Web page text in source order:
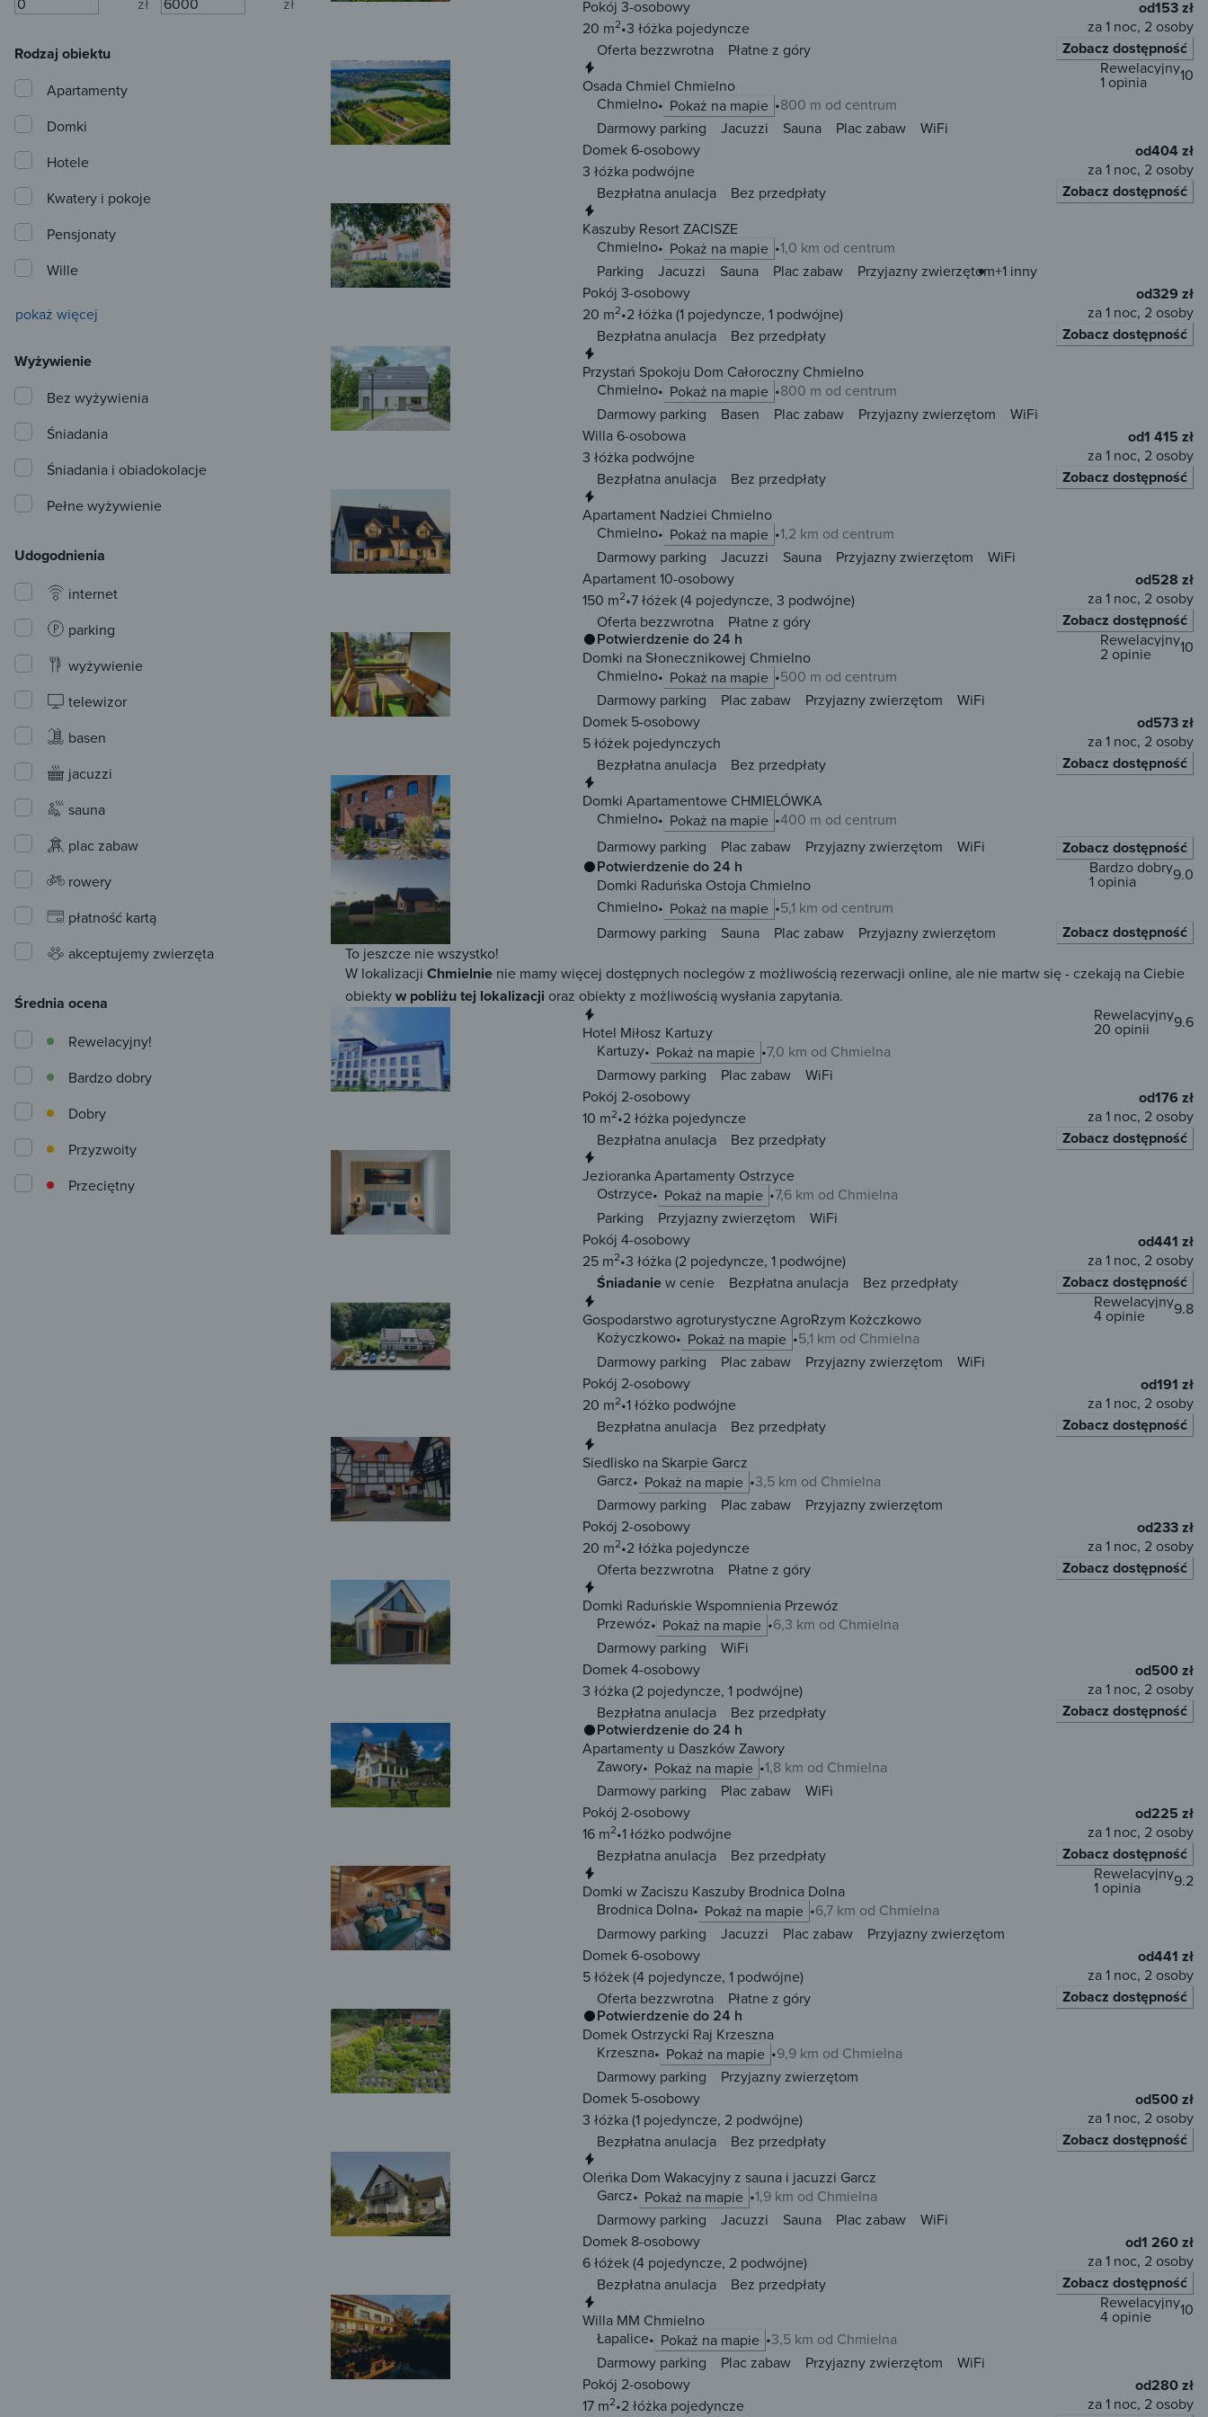
Pokój 3-osobowy
20 m2 3 łóżka pojedyncze
Oferta bezzwrotna
Płatne z góry
od153 zł
za 1 noc, 2 osoby
Zobacz dostępność
Osada Chmiel Chmielno
Chmielno
Pokaż na mapie 800 m od centrum
10
Rewelacyjny
1 opinia
Darmowy parking Jacuzzi Sauna Plac zabaw
WiFi
Domek 6-osobowy
3 łóżka podwójne
Bezpłatna anulacja
Bez przedpłaty
od404 zł
za 1 noc, 2 osoby
Zobacz dostępność
Kaszuby Resort ZACISZE
Chmielno
Pokaż na mapie
1,0 km od centrum
Parking
Jacuzzi Sauna Plac zabaw Przyjazny zwierzętom+1 inny
Pokój 3-osobowy
20 m2 2 łóżka(1 pojedyncze, 1 podwójne)
Bezpłatna anulacja
Bez przedpłaty
od329 zł
za 1 noc, 2 osoby
Zobacz dostępność
Przystań Spokoju Dom Całoroczny Chmielno
Chmielno
Pokaż na mapie
800 m od centrum
Darmowy parking
Basen Plac zabaw Przyjazny zwierzętom
WiFi
Willa 6-osobowa
3 łóżka podwójne
Bezpłatna anulacja
Bez przedpłaty
od1 415 zł
za 1 noc, 2 osoby
Zobacz dostępność
Apartament Nadziei Chmielno
Chmielno
Pokaż na mapie
1,2 km od centrum
Darmowy parking
Jacuzzi Sauna Przyjazny zwierzętom
WiFi
Apartament 10-osobowy
150 m2 7 łóżek(4 pojedyncze, 3 podwójne)
Oferta bezzwrotna
Płatne z góry
od528 zł
za 1 noc, 2 osoby
Zobacz dostępność
Potwierdzenie do 24 h
Domki na Słonecznikowej Chmielno
Chmielno
Pokaż na mapie 500 m od centrum
10
Rewelacyjny
2 opinie
Darmowy parking Plac zabaw Przyjazny zwierzętom
WiFi
Domek 5-osobowy
5 łóżek pojedynczych
Bezpłatna anulacja
Bez przedpłaty
od573 zł
za 1 noc, 2 osoby
Zobacz dostępność
Domki Apartamentowe CHMIELÓWKA
Chmielno
Pokaż na mapie 400 m od centrum
Darmowy parking
Plac zabaw Przyjazny zwierzętom WiFi
Zobacz dostępność
Potwierdzenie do 24 h
Domki Raduńska Ostoja Chmielno
Chmielno
Pokaż na mapie 5,1 km od centrum
9.0
Bardzo dobry
1 opinia
Darmowy parking Sauna Plac zabaw Przyjazny zwierzętom Zobacz dostępność
To jeszcze nie wszystko!
W lokalizacji Chmielnie nie mamy więcej dostępnych noclegów z możliwością rezerwacji online, ale nie martw się - czekają na Ciebie
obiektyw pobliżu tej lokalizacji oraz obiekty z możliwością wysłania zapytania.
Hotel Miłosz Kartuzy
Kartuzy
Pokaż na mapie 7,0 km od Chmielna
9.6
Rewelacyjny
20 opinii
Darmowy parking Plac zabaw
WiFi
Pokój 2-osobowy
10 m2 2 łóżka pojedyncze
Bezpłatna anulacja
Bez przedpłaty
od176 zł
za 1 noc, 2 osoby
Zobacz dostępność
Jezioranka Apartamenty Ostrzyce
Ostrzyce
Pokaż na mapie 7,6 km od Chmielna
Parking
Przyjazny zwierzętom
WiFi
Pokój 4-osobowy
25 m2 3 łóżka(2 pojedyncze, 1 podwójne)
Śniadaniew cenie Bezpłatna anulacja Bez przedpłaty
od441 zł
za 1 noc, 2 osoby
Zobacz dostępność
Gospodarstwo agroturystyczne AgroRzym Kożczkowo
Kożyczkowo
Pokaż na mapie 5,1 km od Chmielna
9.8
Rewelacyjny
4 opinie
Darmowy parking Plac zabaw Przyjazny zwierzętom
WiFi
Pokój 2-osobowy
20 m2 1 łóżko podwójne
Bezpłatna anulacja
Bez przedpłaty
od191 zł
za 1 noc, 2 osoby
Zobacz dostępność
Siedlisko na Skarpie Garcz
Garcz
Pokaż na mapie
3,5 km od Chmielna
Darmowy parking
Plac zabaw
Przyjazny zwierzętom
Pokój 2-osobowy
20 m2 2 łóżka pojedyncze
Oferta bezzwrotna
Płatne z góry
od233 zł
za 1 noc, 2 osoby
Zobacz dostępność
Domki Raduńskie Wspomnienia Przewóz
Przewóz
Pokaż na mapie
6,3 km od Chmielna
Darmowy parking
WiFi
Domek 4-osobowy
3 łóżka(2 pojedyncze, 1 podwójne)
Bezpłatna anulacja
Bez przedpłaty
od500 zł
za 1 noc, 2 osoby
Zobacz dostępność
Potwierdzenie do 24 h
Apartamenty u Daszków Zawory
Zawory
Pokaż na mapie
1,8 km od Chmielna
Darmowy parking
Plac zabaw
WiFi
Pokój 2-osobowy
16 m2 1 łóżko podwójne
Bezpłatna anulacja
Bez przedpłaty
od225 zł
za 1 noc, 2 osoby
Zobacz dostępność
Domki w Zaciszu Kaszuby Brodnica Dolna
Brodnica Dolna
Pokaż na mapie 6,7 km od Chmielna
9.2
Rewelacyjny
1 opinia
Darmowy parking Jacuzzi Plac zabaw
Przyjazny zwierzętom
Domek 6-osobowy
5 łóżek(4 pojedyncze, 1 podwójne)
Oferta bezzwrotna
Płatne z góry
od441 zł
za 1 noc, 2 osoby
Zobacz dostępność
Potwierdzenie do 24 h
Domek Ostrzycki Raj Krzeszna
Krzeszna
Pokaż na mapie
9,9 km od Chmielna
Darmowy parking
Przyjazny zwierzętom
Domek 5-osobowy
3 łóżka(1 pojedyncze, 2 podwójne)
Bezpłatna anulacja
Bez przedpłaty
od500 zł
za 1 noc, 2 osoby
Zobacz dostępność
Oleńka Dom Wakacyjny z sauna i jacuzzi Garcz
Garcz
Pokaż na mapie
1,9 km od Chmielna
Darmowy parking
Jacuzzi Sauna Plac zabaw
WiFi
Domek 8-osobowy
6 łóżek(4 pojedyncze, 2 podwójne)
Bezpłatna anulacja
Bez przedpłaty
od1 260 zł
za 1 noc, 2 osoby
Zobacz dostępność
Willa MM Chmielno
Łapalice
Pokaż na mapie 3,5 km od Chmielna
10
Rewelacyjny
4 opinie
Darmowy parking Plac zabaw Przyjazny zwierzętom
WiFi
Pokój 2-osobowy
17 m2 2 łóżka pojedyncze
od280 zł
za 1 noc, 2 osoby
Rodzaj obiektu
Apartamenty
Domki
Hotele
Kwatery i pokoje
Pensjonaty
Wille
pokaż więcej
Wyżywienie
Bez wyżywienia
Śniadania
Śniadania i obiadokolacje
Pełne wyżywienie
Udogodnienia
internet
parking
wyżywienie
telewizor
basen
jacuzzi
sauna
plac zabaw
rowery
płatność kartą
akceptujemy zwierzęta
Średnia ocena
Przeciętny
Przyzwoity
Dobry
Bardzo dobry
Rewelacyjny!